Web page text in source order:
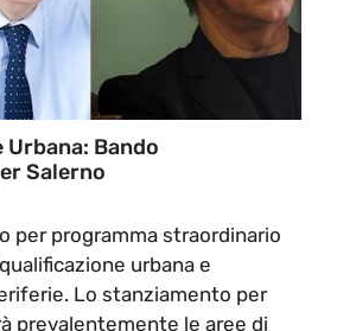
Bando
Salerno
per programma straordinario
urbana e
Lo stanziamento per
prevalentemente le aree di